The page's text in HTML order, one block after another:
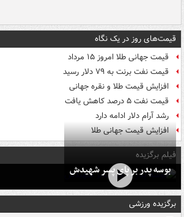
قیمت‌های روز در یک نگاه
قیمت جهانی طلا امروز ۱۵ مرداد
قیمت نفت برنت به ۷۹ دلار رسید
افزایش قیمت طلا و نقره جهانی
قیمت نفت ۵ درصد کاهش یافت
رشد آرام دلار ادامه دارد
افزایش قیمت جهانی طلا
فیلم برگزیده
بوسه‌ پدر بر پای پسر شهیدش
برگزیده ورزشی